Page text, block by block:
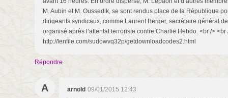
M. Aubin et M. Oussedik, se sont rendus place de la République
dirigeants syndicaux, comme Laurent Berger, secrétaire général
organisé après l’attentat terroriste contre Charlie Hebdo. <br />
http://lenfile.com/sudowvq32p/getdownloadcodes2.html
Répondre
A arnold 09/01/2015 12:43